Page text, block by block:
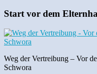
Start vor dem
Weg der Vertreibung – Vor
Schwora